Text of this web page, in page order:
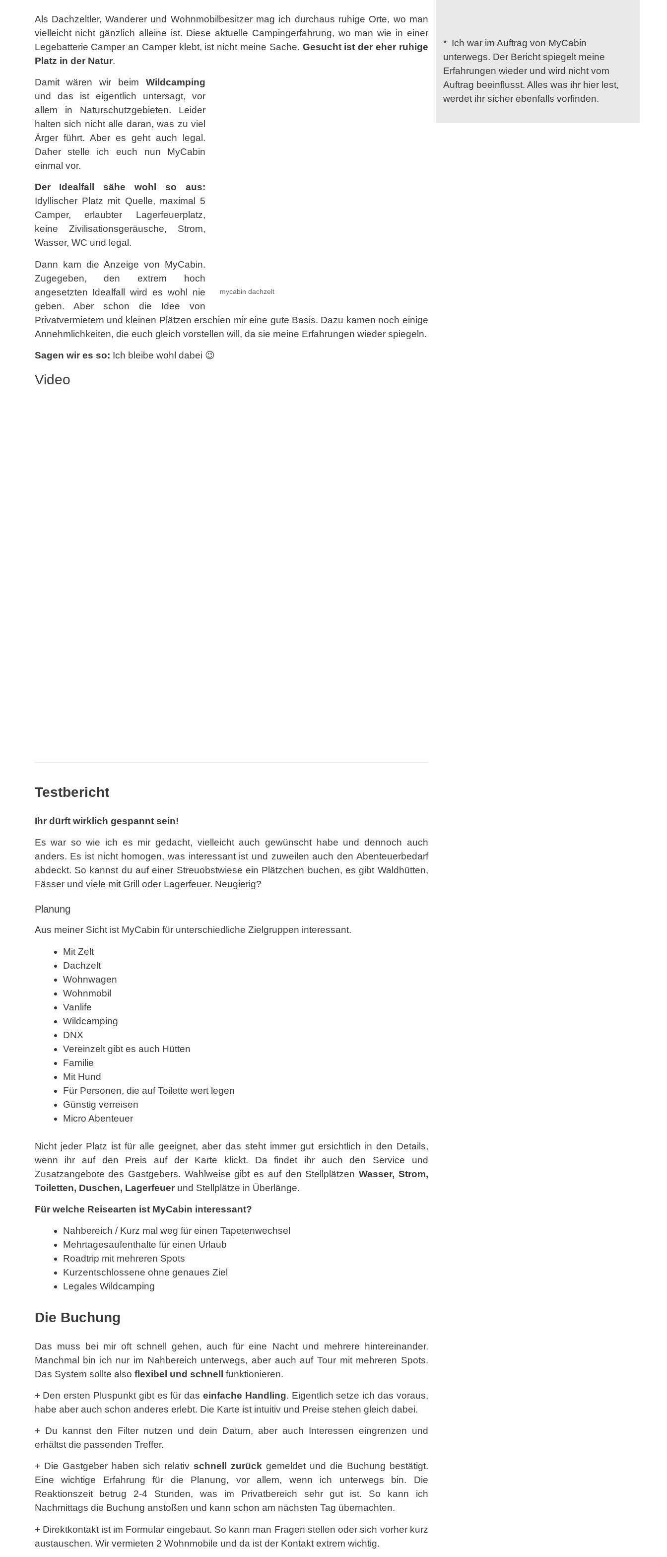
Als Dachzeltler, Wanderer und Wohnmobilbesitzer mag ich durchaus ruhige Orte, wo man
vielleicht nicht gänzlich alleine ist. Diese aktuelle Campingerfahrung, wo man wie in einer
Legebatterie Camper an Camper klebt, ist nicht meine Sache. Gesucht ist der eher ruhige
Platz in der Natur.
mycabin dachzelt
Damit wären wir beimWildcamping
und das ist eigentlich untersagt, vor
allem in Naturschutzgebieten. Leider
halten sich nicht alle daran, was zu viel
Ärger führt. Aber es geht auch legal.
Daher stelle ich euch nun MyCabin
einmal vor.
Der Idealfall sähe wohl so aus:
Idyllischer Platz mit Quelle, maximal 5
Camper, erlaubter Lagerfeuerplatz,
keine Zivilisationsgeräusche, Strom,
Wasser, WC und legal.
Dann kam die Anzeige von MyCabin.
Zugegeben, den extrem hoch
angesetzten Idealfall wird es wohl nie
geben. Aber schon die Idee von
Privatvermietern und kleinen Plätzen erschien mir eine gute Basis. Dazu kamen noch einige
Annehmlichkeiten, die euch gleich vorstellen will, da sie meine Erfahrungen wieder spiegeln.
Sagen wir es so: Ich bleibe wohl dabei 😉
Video
Testbericht
Ihr dürft wirklich gespannt sein!
Es war so wie ich es mir gedacht, vielleicht auch gewünscht habe und dennoch auch
anders. Es ist nicht homogen, was interessant ist und zuweilen auch den Abenteuerbedarf
abdeckt. So kannst du auf einer Streuobstwiese ein Plätzchen buchen, es gibt Waldhütten,
Fässer und viele mit Grill oder Lagerfeuer. Neugierig?
Planung
Aus meiner Sicht ist MyCabin für unterschiedliche Zielgruppen interessant.
Mit Zelt
Dachzelt
Wohnwagen
Wohnmobil
Vanlife
Wildcamping
DNX
Vereinzelt gibt es auch Hütten
Familie
Mit Hund
Für Personen, die auf Toilette wert legen
Günstig verreisen
Micro Abenteuer
Nicht jeder Platz ist für alle geeignet, aber das steht immer gut ersichtlich in den Details,
wenn ihr auf den Preis auf der Karte klickt. Da findet ihr auch den Service und
Zusatzangebote des Gastgebers. Wahlweise gibt es auf den StellplätzenWasser, Strom,
Toiletten, Duschen, Lagerfeuerund Stellplätze in Überlänge.
Für welche Reisearten ist MyCabin interessant?
Nahbereich / Kurz mal weg für einen Tapetenwechsel
Mehrtagesaufenthalte für einen Urlaub
Roadtrip mit mehreren Spots
Kurzentschlossene ohne genaues Ziel
Legales Wildcamping
Die Buchung
Das muss bei mir oft schnell gehen, auch für eine Nacht und mehrere hintereinander.
Manchmal bin ich nur im Nahbereich unterwegs, aber auch auf Tour mit mehreren Spots.
Das System sollte also flexibel und schnell funktionieren.
+ Den ersten Pluspunkt gibt es für das einfache Handling. Eigentlich setze ich das voraus,
habe aber auch schon anderes erlebt. Die Karte ist intuitiv und Preise stehen gleich dabei.
+ Du kannst den Filter nutzen und dein Datum, aber auch Interessen eingrenzen und
erhältst die passenden Treffer.
+ Die Gastgeber haben sich relativ schnell zurückgemeldet und die Buchung bestätigt.
Eine wichtige Erfahrung für die Planung, vor allem, wenn ich unterwegs bin. Die
Reaktionszeit betrug 2-4 Stunden, was im Privatbereich sehr gut ist. So kann ich
Nachmittags die Buchung anstoßen und kann schon am nächsten Tag übernachten.
+ Direktkontakt ist im Formular eingebaut. So kann man Fragen stellen oder sich vorher kurz
austauschen. Wir vermieten 2 Wohnmobile und da ist der Kontakt extrem wichtig.
* Ich war im Auftrag von MyCabin
unterwegs. Der Bericht spiegelt meine
Erfahrungen wieder und wird nicht vom
Auftrag beeinflusst. Alles was ihr hier lest,
werdet ihr sicher ebenfalls vorfinden.